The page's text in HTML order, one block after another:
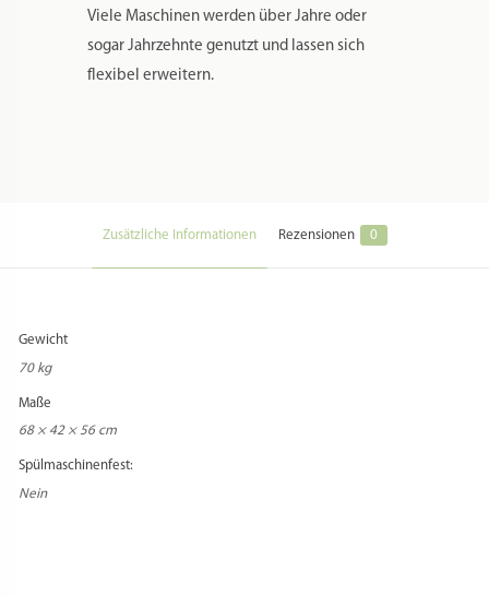
Viele Maschinen werden über Jahre oder
sogar Jahrzehnte genutzt und lassen sich
flexibel erweitern.
Zusätzliche Informationen Rezensionen 0
Gewicht
70 kg
Maße
68 × 42 × 56 cm
Spülmaschinenfest:
Nein